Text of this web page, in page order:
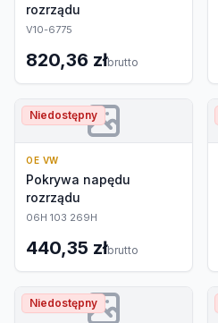
rozrządu
V10-6775
820,36 złbrutto
Niedostępny
OE VW
Pokrywa napędu
rozrządu
06H 103 269H
440,35 złbrutto
Niedostępny